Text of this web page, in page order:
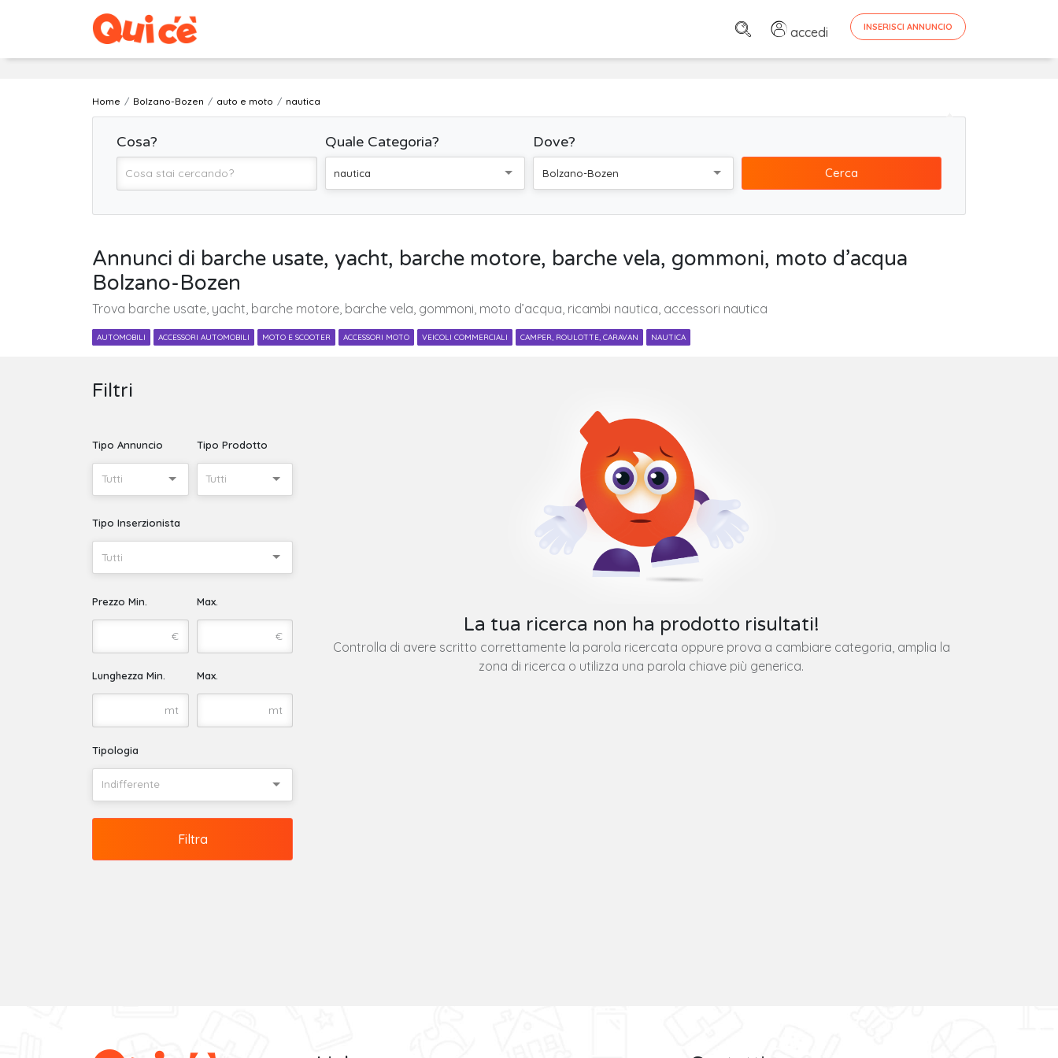
accedi INSERISCI ANNUNCIO
Home Bolzano-Bozen auto e moto nautica
Cosa? Quale Categoria?
nautica
Dove?
Bolzano-Bozen Cerca
Annunci di barche usate, yacht, barche motore, barche vela, gommoni, moto d’acqua
Bolzano-Bozen
Trova barche usate, yacht, barche motore, barche vela, gommoni, moto d’acqua, ricambi nautica, accessori nautica
AUTOMOBILI ACCESSORI AUTOMOBILI MOTO E SCOOTER ACCESSORI MOTO VEICOLI COMMERCIALI CAMPER, ROULOTTE, CARAVAN NAUTICA
Filtri
Tipo Annuncio
Tutti
Tipo Prodotto
Tutti
Tipo Inserzionista
Tutti
Prezzo Min.
€
Max.
€
Lunghezza Min.
mt
Max.
mt
Tipologia
Indifferente
Filtra
La tua ricerca non ha prodotto risultati!
Controlla di avere scritto correttamente la parola ricercata oppure prova a cambiare categoria, amplia la
zona di ricerca o utilizza una parola chiave più generica.